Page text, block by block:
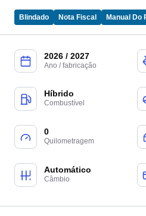
Blindado Nota Fiscal Manual Do
2026 / 2027
Ano / fabricação
Híbrido
Combustível
0
Quilometragem
Automático
Câmbio